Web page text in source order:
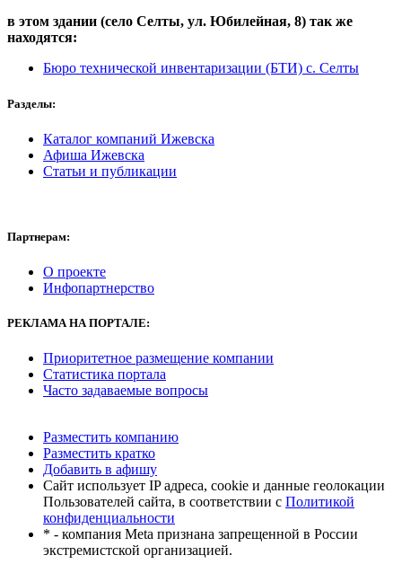
в этом здании (село Селты, ул. Юбилейная, 8) так же
находятся:
Бюро технической инвентаризации (БТИ) с. Селты
Разделы:
Каталог компаний Ижевска
Афиша Ижевска
Статьи и публикации
Партнерам:
О проекте
Инфопартнерство
РЕКЛАМАНА ПОРТАЛЕ:
Приоритетное размещение компании
Статистика портала
Часто задаваемые вопросы
Разместить компанию
Разместить кратко
Добавить в афишу
Сайт использует IP адреса, cookie и данные геолокации
Пользователей сайта, в соответствии с Политикой
конфиденциальности
* - компания Meta признана запрещенной в России
экстремистской организацией.